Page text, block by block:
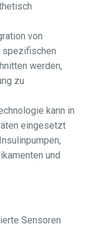
von
spezifischen
werden,
zu
kann in
eingesetzt
und
Sensoren